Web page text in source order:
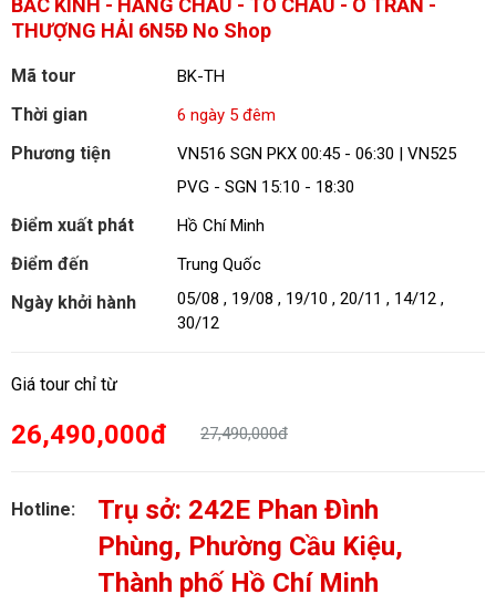
BẮC KINH - HÀNG CHÂU - TÔ CHÂU - Ô TRẤN -
THƯỢNG HẢI 6N5Đ No Shop
Mã tour BK-TH
Thời gian 6 ngày 5 đêm
Phương tiện
VN516 SGN PKX 00:45 - 06:30 | VN525
PVG - SGN 15:10 - 18:30
Điểm xuất phát Hồ Chí Minh
Điểm đến Trung Quốc
Ngày khởi hành
05/08 , 19/08 , 19/10 , 20/11 , 14/12 ,
30/12
Giá tour chỉ từ
26,490,000đ 27,490,000đ
Hotline:
Trụ sở: 242E Phan Đình
Phùng, Phường Cầu Kiệu,
Thành phố Hồ Chí Minh